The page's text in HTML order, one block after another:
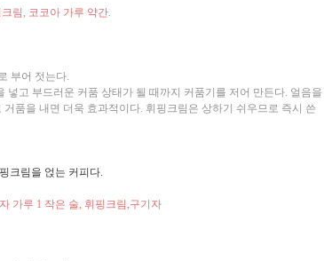
림, 코코아 가루 약간.
부어 젓는다.
고 부드러운 커품 상태가 될 때까지 커품기를 저어 만든다. 얼음을
품을 내면 더욱 효과적이다. 휘핑크림은 상하기 쉬우므로 즉시 쓴
크림을 얹는 커피다.
가루 1 작은 술, 휘핑크림,구기자